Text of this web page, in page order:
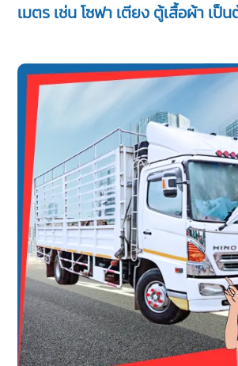
เมตร เช่น โซฟา เตียง ตู้เสื้อผ้า เป็